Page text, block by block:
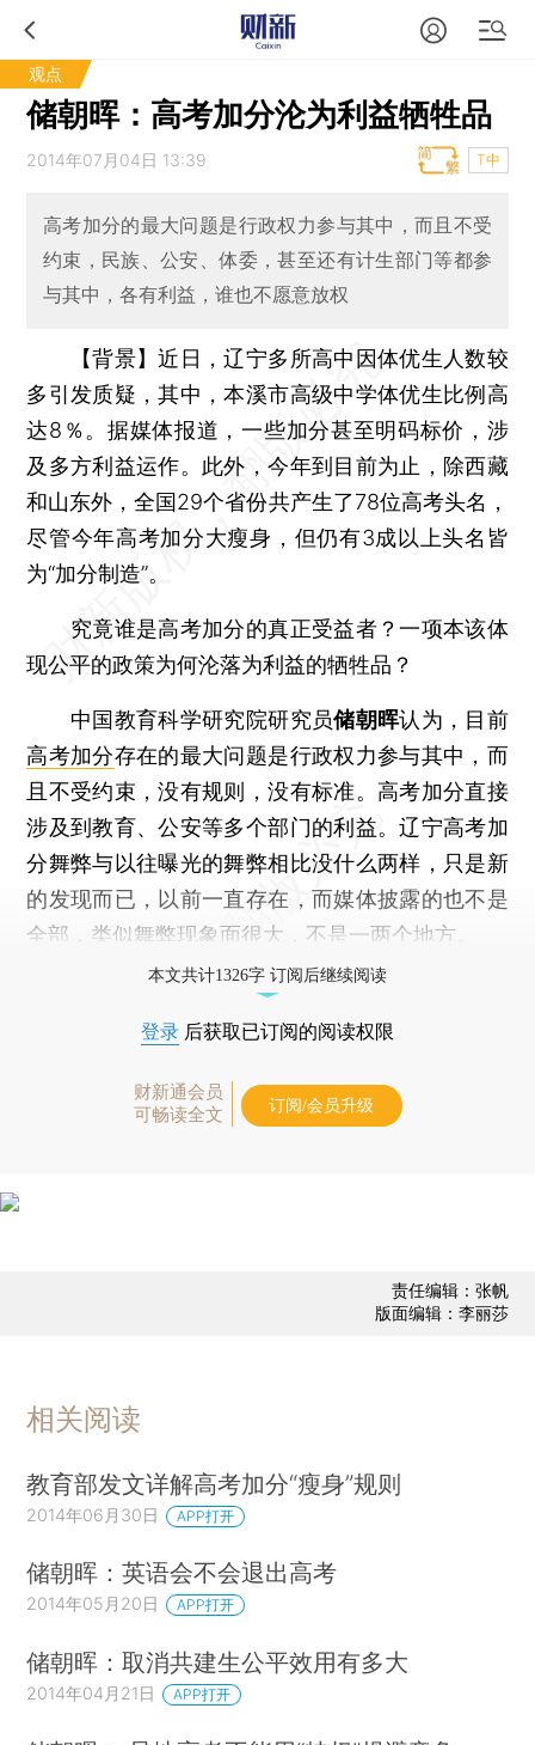
观点
储朝晖：高考加分沦为利益牺牲品
2014年07月04日 13:39 T中
高考加分的最大问题是行政权力参与其中，而且不受
约束，民族、公安、体委，甚至还有计生部门等都参
与其中，各有利益，谁也不愿意放权
【背景】近日，辽宁多所高中因体优生人数较
多引发质疑，其中，本溪市高级中学体优生比例高
达8％。据媒体报道，一些加分甚至明码标价，涉
及多方利益运作。此外，今年到目前为止，除西藏
和山东外，全国29个省份共产生了78位高考头名，
尽管今年高考加分大瘦身，但仍有3成以上头名皆
为“加分制造”。
究竟谁是高考加分的真正受益者？一项本该体
现公平的政策为何沦落为利益的牺牲品？
中国教育科学研究院研究员储朝晖认为，目前
高考加分存在的最大问题是行政权力参与其中，而
且不受约束，没有规则，没有标准。高考加分直接
涉及到教育、公安等多个部门的利益。辽宁高考加
分舞弊与以往曝光的舞弊相比没什么两样，只是新
的发现而已，以前一直存在，而媒体披露的也不是
全部，类似舞弊现象面很大，不是一两个地方。
本文共计1326字 订阅后继续阅读
登录 后获取已订阅的阅读权限
财新通会员
可畅读全文
订阅/会员升级
责任编辑：张帆
版面编辑：李丽莎
相关阅读
教育部发文详解高考加分“瘦身”规则
2014年06月30日 APP打开
储朝晖：英语会不会退出高考
2014年05月20日 APP打开
储朝晖：取消共建生公平效用有多大
2014年04月21日 APP打开